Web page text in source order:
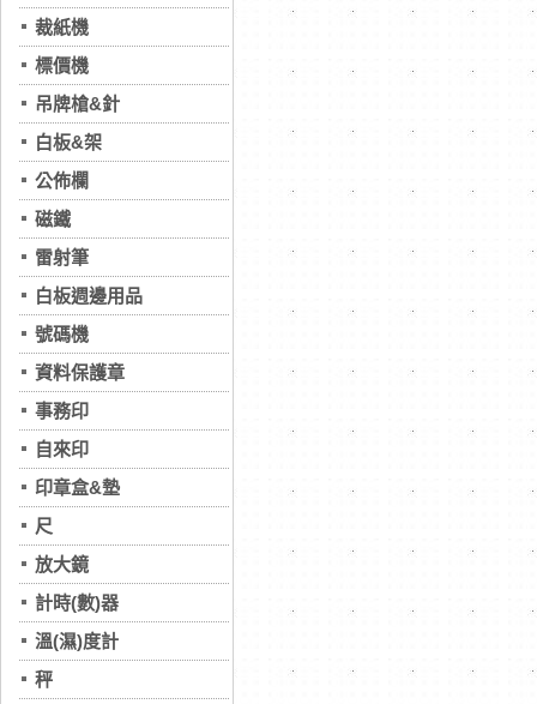
裁紙機
標價機
吊牌槍&針
白板&架
公佈欄
磁鐵
雷射筆
白板週邊用品
號碼機
資料保護章
事務印
自來印
印章盒&墊
尺
放大鏡
計時(數)器
溫(濕)度計
秤